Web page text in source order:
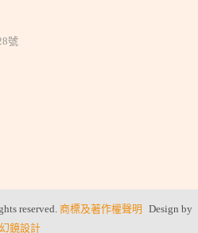
號
reserved.商標及著作權聲明
Design by
幻鏡設計